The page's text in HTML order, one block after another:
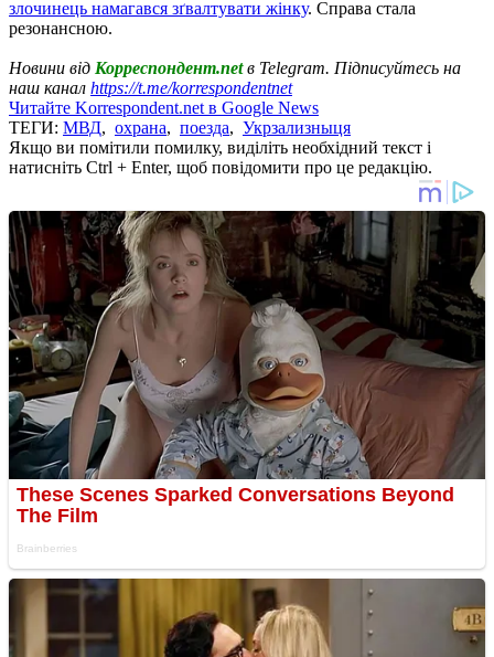
злочинець намагався зґвалтувати жінку. Справа стала
резонансною.
Новини від Корреспондент.netв Telegram. Підписуйтесь на
наш канал https://t.me/korrespondentnet
Читайте Korrespondent.net в Google News
ТЕГИ: МВД, охрана, поезда, Укрзализныця
Якщо ви помітили помилку, виділіть необхідний текст і
натисніть Ctrl + Enter, щоб повідомити про це редакцію.